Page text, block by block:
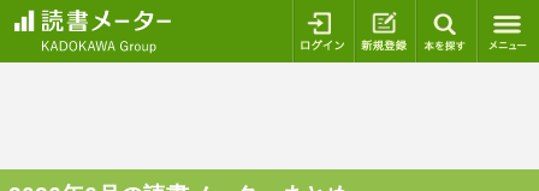
ログイン 新規登録